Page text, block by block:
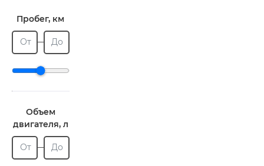
Пробег, км
От До
Объем
двигателя, л
От До